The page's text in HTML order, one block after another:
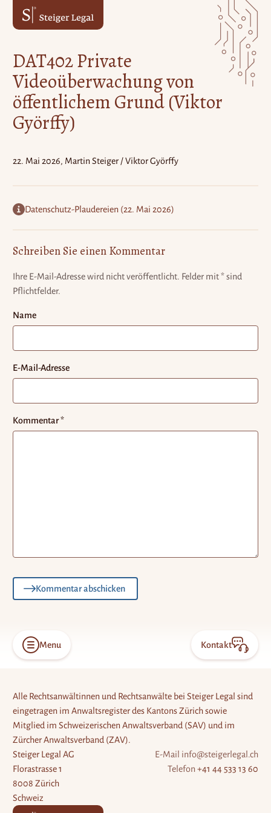
Hauptmenü
DAT402 Private
Videoüberwachung von
öffentlichem Grund (Viktor
Györffy)
22. Mai 2026 Martin Steiger / Viktor Györffy
Datenschutz-Plaudereien (22. Mai 2026)
Schreiben Sie einen Kommentar
Ihre E-Mail-Adresse wird nicht veröffentlicht. Felder mit * sind
Pflichtfelder.
Name
E-Mail-Adresse
Kommentar*
Kommentar abschicken
Menu
Open
Kontakt
Alle Rechtsanwältinnen und Rechtsanwälte bei Steiger Legal sind
eingetragen im Anwaltsregister des Kantons Zürich sowie
Mitglied im Schweizerischen Anwaltsverband (SAV) und im
Zürcher Anwaltsverband (ZAV).
Steiger Legal AG
Florastrasse 1
8008 Zürich
Schweiz
E-Mail info@steigerlegal.ch
Telefon+41 44 533 13 60